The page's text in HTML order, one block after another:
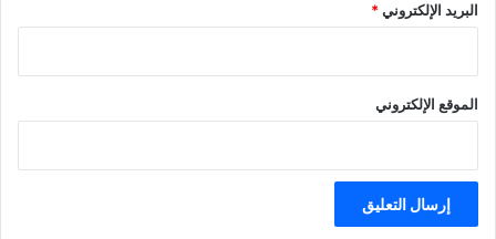
البريد الإلكتروني*
الموقع الإلكتروني